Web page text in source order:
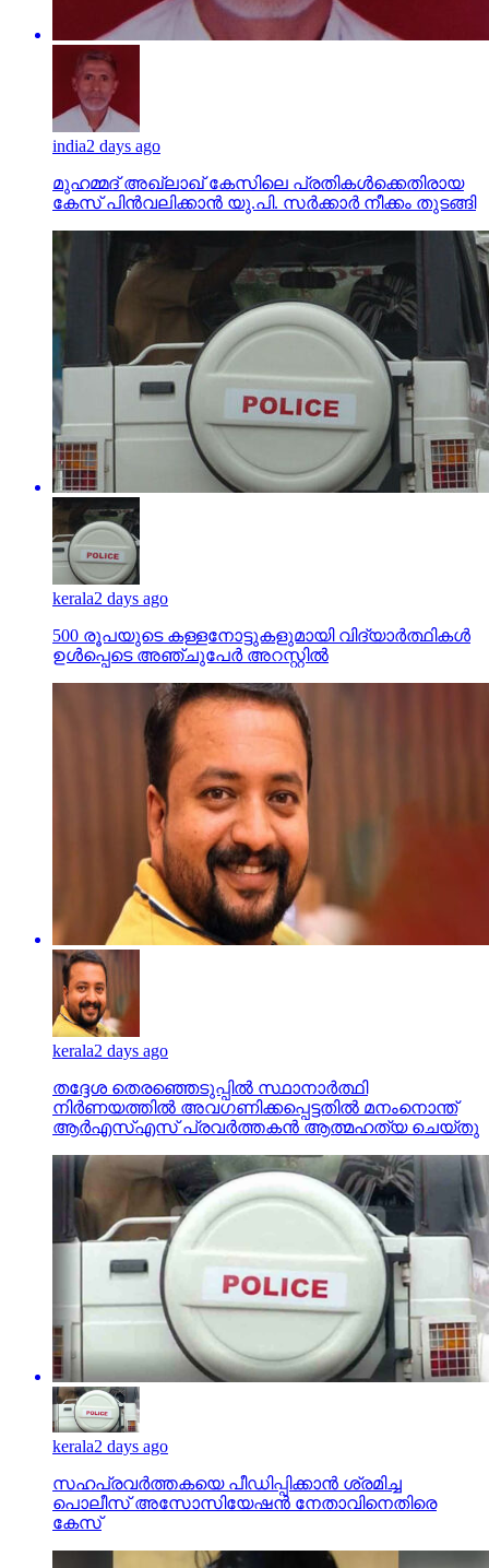
india2 days ago
മുഹമ്മദ് അഖ്‌ലാഖ് കേസിലെ പ്രതികള്‍ക്കെതിരായ
കേസ് പിന്‍വലിക്കാന്‍ യു.പി. സര്‍ക്കാര്‍ നീക്കം തുടങ്ങി
kerala2 days ago
500 രൂപയുടെ കള്ളനോട്ടുകളുമായി വിദ്യാര്‍ത്ഥികള്‍
ഉള്‍പ്പെടെ അഞ്ചുപേര്‍ അറസ്റ്റില്‍
kerala2 days ago
തദ്ദേശ തെരഞ്ഞെടുപ്പില്‍ സ്ഥാനാര്‍ത്ഥി
നിര്‍ണയത്തില്‍ അവഗണിക്കപ്പെട്ടതില്‍ മനംനൊന്ത്
ആര്‍എസ്എസ് പ്രവര്‍ത്തകന്‍ ആത്മഹത്യ ചെയ്തു
kerala2 days ago
സഹപ്രവര്‍ത്തകയെ പീഡിപ്പിക്കാന്‍ ശ്രമിച്ച
പൊലീസ് അസോസിയേഷന്‍ നേതാവിനെതിരെ
കേസ്